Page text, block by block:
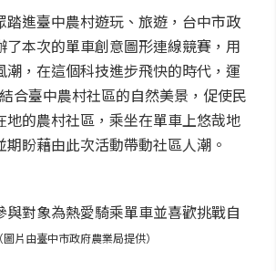
踏進臺中農村遊玩、旅遊，台中市政
了本次的單車創意圖形連線競賽，用
潮，在這個科技進步飛快的時代，運
合臺中農村社區的自然美景，促使民
地的農村社區，乘坐在單車上悠哉地
盼藉由此次活動帶動社區人潮。
對象為熱愛騎乘單車並喜歡挑戰自
（圖片由臺中市政府農業局提供）